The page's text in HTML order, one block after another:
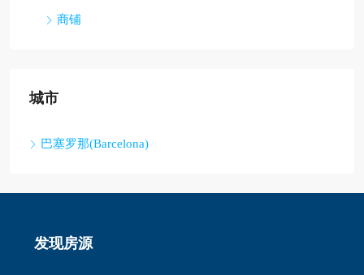
商铺
城市
巴塞罗那(Barcelona)
发现房源